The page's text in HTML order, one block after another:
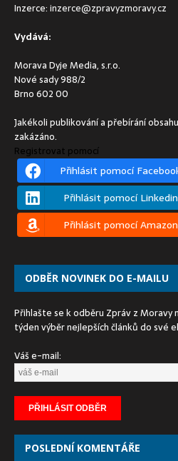
Inzerce:inzerce@zpravyzmoravy.cz
Vydává:
Morava Dyje Media, s.r.o.
Nové sady 988/2
Brno 602 00
Jakékoli publikování a přebírání
zakázáno.
Registrovat pomocí
Přihlásit pomocí
Přihlásit pomocí Linkedin
Přihlásit pomocí Amazon
ODBĚR NOVINEK DO E-MAILU
Přihlašte se k odběru Zpráv z
týden výběr nejlepších článků do své
Váš e-mail:
POSLEDNÍ KOMENTÁŘE